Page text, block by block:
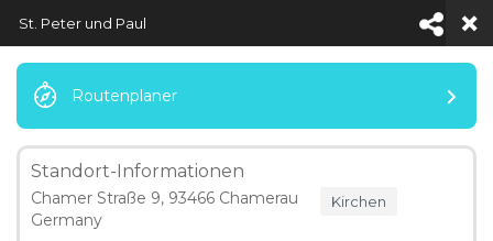
Menü
St. Peter und Paul
Routenplaner
Standort-Informationen
Chamer Straße 9, 93466 Chamerau
Germany
Kirchen